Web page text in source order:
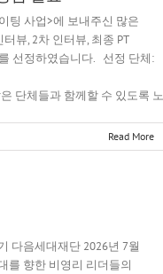
팅 사업>에 보내주신 많은
뷰, 2차 인터뷰, 최종 PT
선정하였습니다. 선정 단체:
단체들과 함께할 수 있도록
Read More
음세대재단 2026년 7월
를 향한 비영리 리더들의